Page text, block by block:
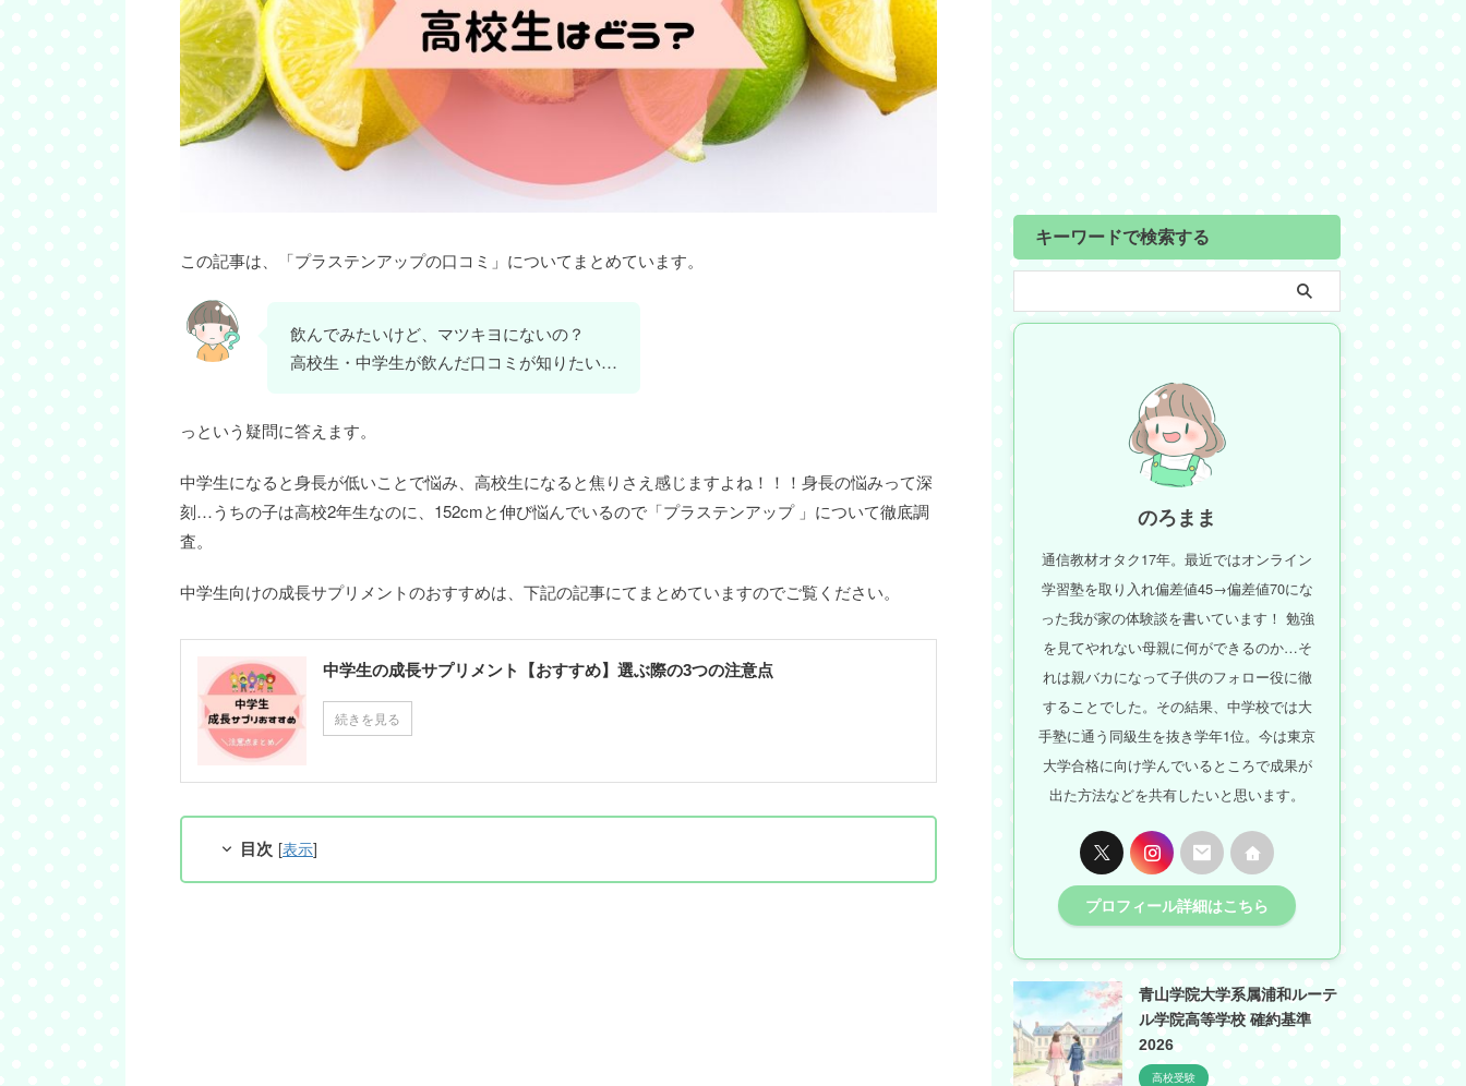
この記事は、「プラステンアップの口コミ」についてまとめています。
飲んでみたいけど、マツキヨにないの？
高校生・中学生が飲んだ口コミが知りたい…
っという疑問に答えます。
中学生になると身長が低いことで悩み、高校生になると焦りさえ感じますよね！！！身長の悩みって深
刻…うちの子は高校2年生なのに、152cmと伸び悩んでいるので「プラステンアップ 」について徹底調
査。
中学生向けの成長サプリメントのおすすめは、下記の記事にてまとめていますのでご覧ください。
中学生の成長サプリメント【おすすめ】選ぶ際の3つの注意点
続きを見る
目次 [表示]
キーワードで検索する
のろまま
通信教材オタク17年。最近ではオンライン
学習塾を取り入れ偏差値45→偏差値70にな
った我が家の体験談を書いています！ 勉強
を見てやれない母親に何ができるのか…そ
れは親バカになって子供のフォロー役に徹
することでした。その結果、中学校では大
手塾に通う同級生を抜き学年1位。今は東京
大学合格に向け学んでいるところで成果が
出た方法などを共有したいと思います。
プロフィール詳細はこちら
青山学院大学系属浦和ルーテ
ル学院高等学校 確約基準
2026
高校受験